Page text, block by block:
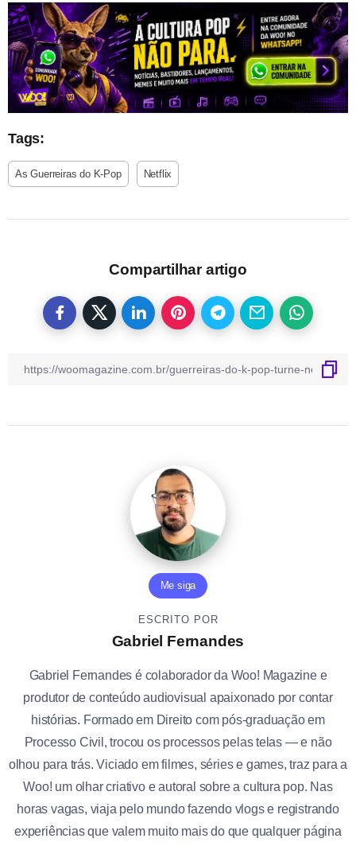
Tags:
As Guerreiras do K-Pop Netflix
Compartilhar artigo
Me siga
ESCRITO POR
Gabriel Fernandes
Gabriel Fernandes é colaborador da Woo! Magazine e
produtor de conteúdo audiovisual apaixonado por contar
histórias. Formado em Direito com pós-graduação em
Processo Civil, trocou os processos pelas telas — e não
olhou para trás. Viciado em filmes, séries e games, traz para a
Woo! um olhar criativo e autoral sobre a cultura pop. Nas
horas vagas, viaja pelo mundo fazendo vlogs e registrando
experiências que valem muito mais do que qualquer página